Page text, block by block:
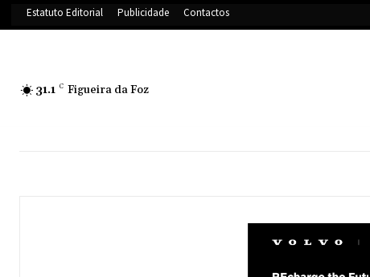
Estatuto Editorial Publicidade Contactos
31.1 C Figueira da Foz